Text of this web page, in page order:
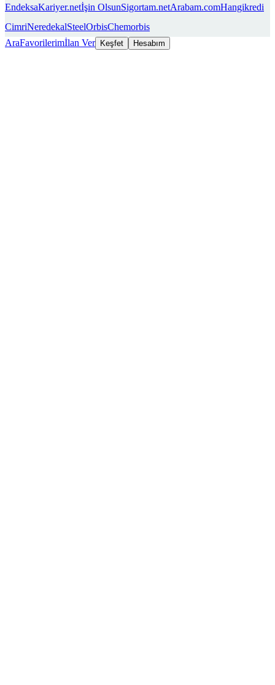
EndeksaKariyer.netİşin OlsunSigortam.netArabam.comHangikredi
CimriNeredekalSteelOrbisChemorbis
AraFavorilerimİlan Ver Keşfet Hesabım